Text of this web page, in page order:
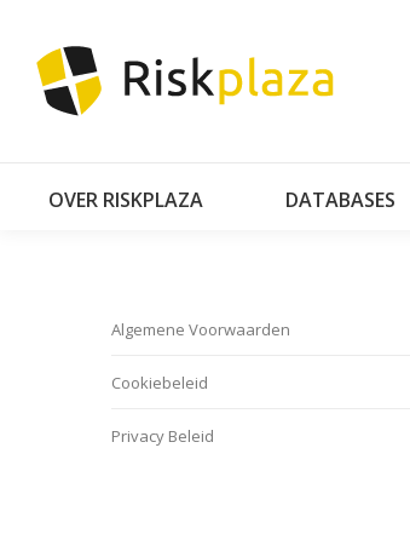
OVER RISKPLAZA DATABASES
Algemene Voorwaarden
Cookiebeleid
Privacy Beleid